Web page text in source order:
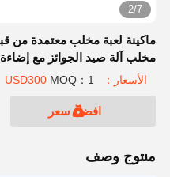
2/7
مخلب آلة صيد الجوائز مع إضاءة LED
الأسعار：USD300 MOQ：1
افضل سعر
منتوج وصف